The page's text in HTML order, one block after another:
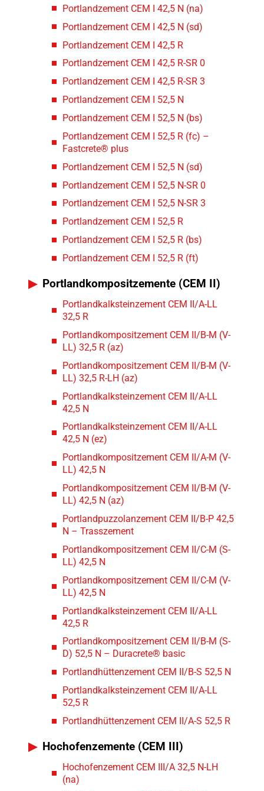
Portlandzement CEM I 42,5 N (na)
Portlandzement CEM I 42,5 N (sd)
Portlandzement CEM I 42,5 R
Portlandzement CEM I 42,5 R-SR 0
Portlandzement CEM I 42,5 R-SR 3
Portlandzement CEM I 52,5 N
Portlandzement CEM I 52,5 N (bs)
Portlandzement CEM I 52,5 R (fc) –
Fastcrete® plus
Portlandzement CEM I 52,5 N (sd)
Portlandzement CEM I 52,5 N-SR 0
Portlandzement CEM I 52,5 N-SR 3
Portlandzement CEM I 52,5 R
Portlandzement CEM I 52,5 R (bs)
Portlandzement CEM I 52,5 R (ft)
Portlandkompositzemente (CEM II)
Portlandkalksteinzement CEM II/A-LL
32,5 R
Portlandkompositzement CEM II/B-M (V-
LL) 32,5 R (az)
Portlandkompositzement CEM II/B-M (V-
LL) 32,5 R-LH (az)
Portlandkalksteinzement CEM II/A-LL
42,5 N
Portlandkalksteinzement CEM II/A-LL
42,5 N (ez)
Portlandkompositzement CEM II/A-M (V-
LL) 42,5 N
Portlandkompositzement CEM II/B-M (V-
LL) 42,5 N (az)
Portlandpuzzolanzement CEM II/B-P 42,5
N – Trasszement
Portlandkompositzement CEM II/C-M (S-
LL) 42,5 N
Portlandkompositzement CEM II/C-M (V-
LL) 42,5 N
Portlandkalksteinzement CEM II/A-LL
42,5 R
Portlandkompositzement CEM II/B-M (S-
D) 52,5 N – Duracrete® basic
Portlandhüttenzement CEM II/B-S 52,5 N
Portlandkalksteinzement CEM II/A-LL
52,5 R
Portlandhüttenzement CEM II/A-S 52,5 R
Hochofenzemente (CEM III)
Hochofenzement CEM III/A 32,5 N-LH
(na)